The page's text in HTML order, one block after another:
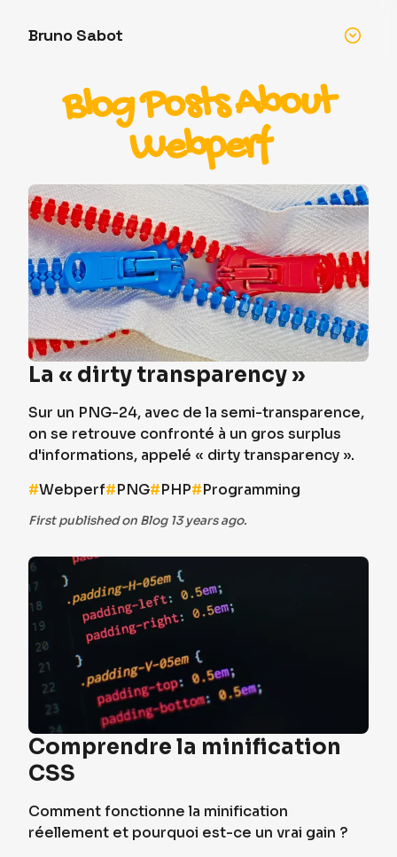
Bruno Sabot
Blog Posts About
Webperf
La « dirty transparency »
Sur un PNG-24, avec de la semi-transparence,
on se retrouve confronté à un gros surplus
d'informations, appelé « dirty transparency ».
#Webperf#PNG#PHP#Programming
First published on Blog 13 years ago.
Comprendre la minification
CSS
Comment fonctionne la minification
réellement et pourquoi est-ce un vrai gain ?